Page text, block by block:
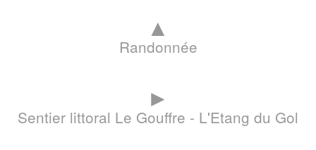
▲
Randonnée
►
Sentier littoral Le Gouffre - L'Etang du Gol